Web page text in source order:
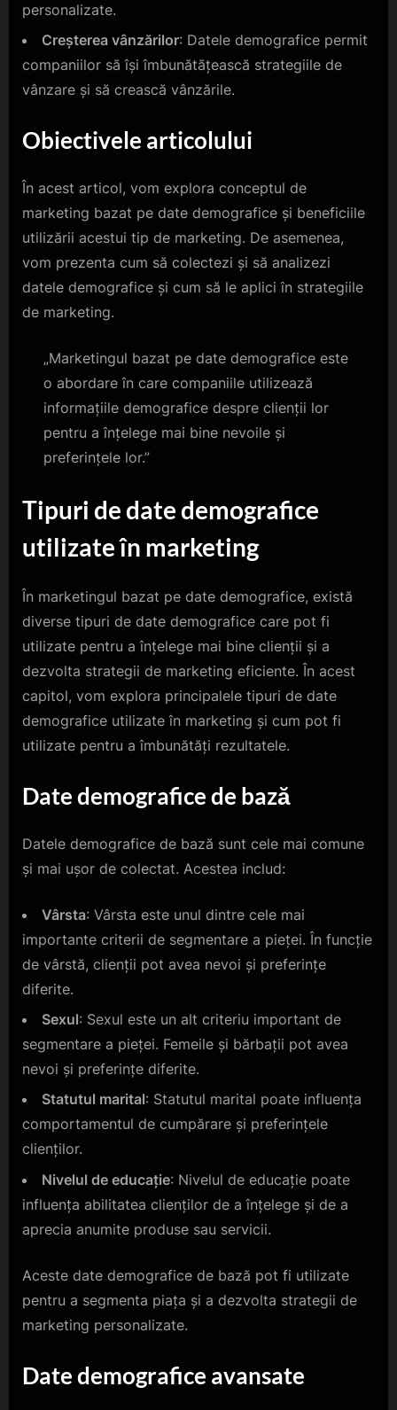
personalizate.
Creșterea vânzărilor: Datele demografice permit
companiilor să își îmbunătățească strategiile de
vânzare și să crească vânzările.
Obiectivele articolului
În acest articol, vom explora conceptul de
marketing bazat pe date demografice și beneficiile
utilizării acestui tip de marketing. De asemenea,
vom prezenta cum să colectezi și să analizezi
datele demografice și cum să le aplici în strategiile
de marketing.
„Marketingul bazat pe date demografice este
o abordare în care companiile utilizează
informațiile demografice despre clienții lor
pentru a înțelege mai bine nevoile și
preferințele lor.”
Tipuri de date demografice
utilizate în marketing
În marketingul bazat pe date demografice, există
diverse tipuri de date demografice care pot fi
utilizate pentru a înțelege mai bine clienții și a
dezvolta strategii de marketing eficiente. În acest
capitol, vom explora principalele tipuri de date
demografice utilizate în marketing și cum pot fi
utilizate pentru a îmbunătăți rezultatele.
Date demografice de bază
Datele demografice de bază sunt cele mai comune
și mai ușor de colectat. Acestea includ:
Vârsta: Vârsta este unul dintre cele mai
importante criterii de segmentare a pieței. În funcție
de vârstă, clienții pot avea nevoi și preferințe
diferite.
Sexul: Sexul este un alt criteriu important de
segmentare a pieței. Femeile și bărbații pot avea
nevoi și preferințe diferite.
Statutul marital: Statutul marital poate influența
comportamentul de cumpărare și preferințele
clienților.
Nivelul de educație: Nivelul de educație poate
influența abilitatea clienților de a înțelege și de a
aprecia anumite produse sau servicii.
Aceste date demografice de bază pot fi utilizate
pentru a segmenta piața și a dezvolta strategii de
marketing personalizate.
Date demografice avansate